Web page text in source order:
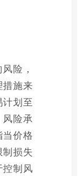
险，
措施来
划至
险承
价格
损失
控制风